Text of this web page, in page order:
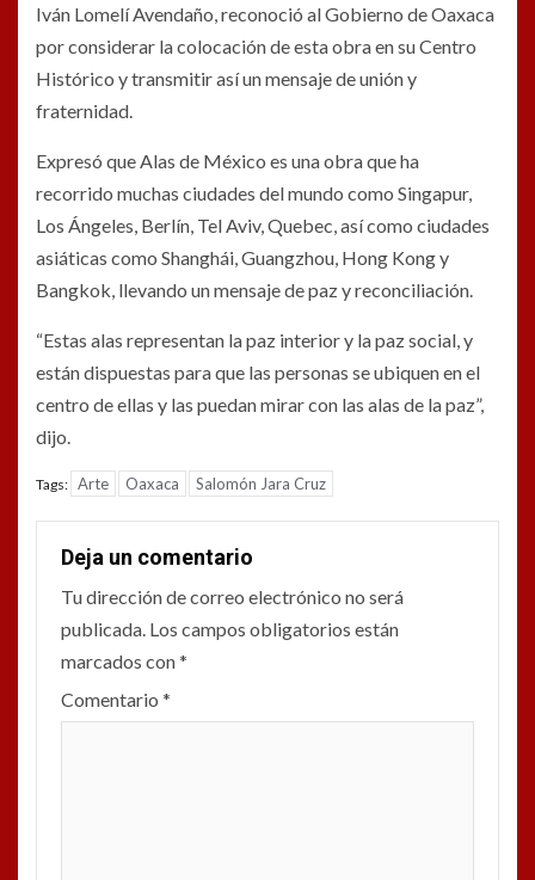
Iván Lomelí Avendaño, reconoció al Gobierno de Oaxaca
por considerar la colocación de esta obra en su Centro
Histórico y transmitir así un mensaje de unión y
fraternidad.
Expresó que Alas de México es una obra que ha
recorrido muchas ciudades del mundo como Singapur,
Los Ángeles, Berlín, Tel Aviv, Quebec, así como ciudades
asiáticas como Shanghái, Guangzhou, Hong Kong y
Bangkok, llevando un mensaje de paz y reconciliación.
“Estas alas representan la paz interior y la paz social, y
están dispuestas para que las personas se ubiquen en el
centro de ellas y las puedan mirar con las alas de la paz”,
dijo.
Tags: Arte Oaxaca Salomón Jara Cruz
Deja un comentario
Tu dirección de correo electrónico no será
publicada. Los campos obligatorios están
marcados con*
Comentario *